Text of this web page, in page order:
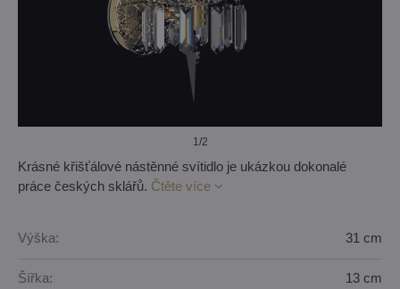
1/2
Krásné křišťálové nástěnné svítidlo je ukázkou dokonalé
práce českých sklářů. Čtěte více
Výška: 31 cm
Šířka: 13 cm